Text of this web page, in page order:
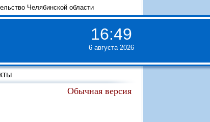
Челябинской области
16:49
6 августа 2026
Обычная версия